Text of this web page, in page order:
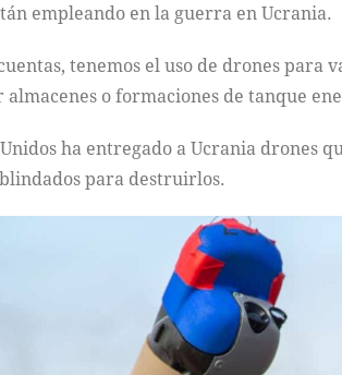
empleando en la guerra en Ucrania.
tenemos el uso de drones para
o formaciones de tanque
ha entregado a Ucrania drones
para destruirlos.